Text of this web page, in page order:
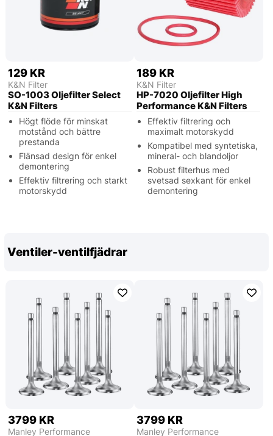
129 KR
K&N Filter
SO-1003 Oljefilter Select
K&N Filters
Högt flöde för minskat
motstånd och bättre
prestanda
Flänsad design för enkel
demontering
Effektiv filtrering och starkt
motorskydd
189 KR
K&N Filter
HP-7020 Oljefilter High
Performance K&N Filters
Effektiv filtrering och
maximalt motorskydd
Kompatibel med syntetiska,
mineral- och blandoljor
Robust filterhus med
svetsad sexkant för enkel
demontering
Ventiler-ventilfjädrar
3799 KR
Manley Performance
3799 KR
Manley Performance